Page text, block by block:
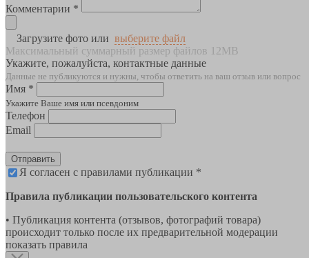
Комментарии *
Загрузите фото или выберите файл
Максимальный суммарный размер файлов 12MB
Укажите, пожалуйста, контактные данные
Данные не публикуются и нужны, чтобы ответить на ваш отзыв или вопрос
Имя *
Укажите Ваше имя или псевдоним
Телефон
Email
Отправить
Я согласен с правилами публикации *
Правила публикации пользовательского контента
• Публикация контента (отзывов, фотографий товара)
происходит только после их предварительной модерации
показать правила